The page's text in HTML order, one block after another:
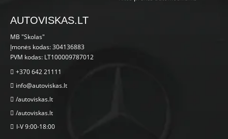
AUTOVISKAS.LT
MB "Skolas"
Įmonės kodas: 304136883
PVM kodas: LT100009787012
+370 642 21111
info@autoviskas.lt
/autoviskas.lt
/autoviskas.lt
I-V 9:00-18:00